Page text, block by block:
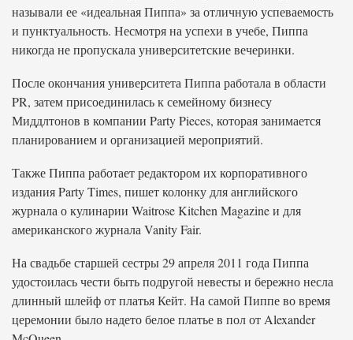
называли ее «идеальная Пиппа» за отличную успеваемость
и пунктуальность. Несмотря на успехи в учебе, Пиппа
никогда не пропускала университетские вечеринки.
После окончания университета Пиппа работала в области
PR, затем присоединилась к семейному бизнесу
Миддлтонов в компании Party Pieces, которая занимается
планированием и организацией мероприятий.
Также Пиппа работает редактором их корпоративного
издания Party Times, пишет колонку для английского
журнала о кулинарии Waitrose Kitchen Magazine и для
американского журнала Vanity Fair.
На свадьбе старшей сестры 29 апреля 2011 года Пиппа
удостоилась чести быть подругой невесты и бережно несла
длинный шлейф от платья Кейт. На самой Пиппе во время
церемонии было надето белое платье в пол от Alexander